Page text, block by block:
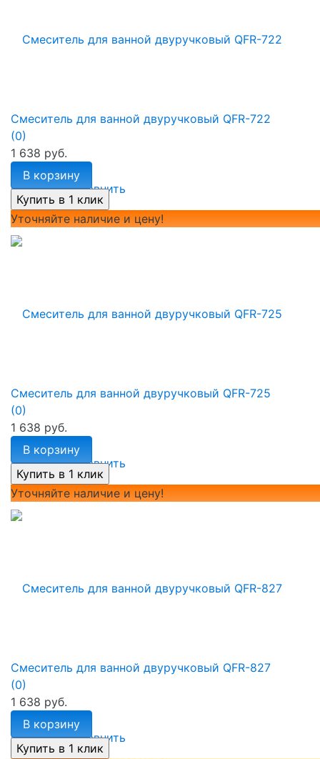
избранное сравнить
Смеситель для ванной двуручковый QFR-722
(0)
1 638 руб.
В корзину
Уточняйте наличие и цену!
избранное сравнить
Смеситель для ванной двуручковый QFR-725
(0)
1 638 руб.
В корзину
Уточняйте наличие и цену!
избранное сравнить
Смеситель для ванной двуручковый QFR-827
(0)
1 638 руб.
В корзину